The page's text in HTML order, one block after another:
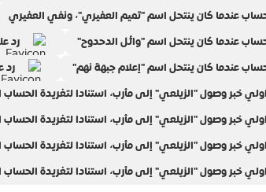
عندما كان ينتحل اسم "تميم العفيري"، ونفي العفيري
عندما كان ينتحل اسم "وائل الدحدوح"
رد
عندما كان ينتحل اسم "إعلام جبهة نهم"
رد
خبر وصول "الزيلعي" إلى مأرب، استنادا لتغريدة الحساب
خبر وصول "الزيلعي" إلى مأرب، استنادا لتغريدة الحساب
خبر وصول "الزيلعي" إلى مأرب، استنادا لتغريدة الحساب
خبر وصول "الزيلعي" إلى مأرب، استنادا لتغريدة الحساب